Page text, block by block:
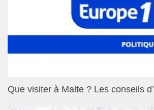
Que visiter à Malte ? Les conseils